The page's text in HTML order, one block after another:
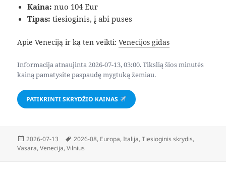
Kaina: nuo 104 Eur
Tipas: tiesioginis, į abi puses
Apie Veneciją ir ką ten veikti:Venecijos gidas
Informacija atnaujinta 2026-07-13, 03:00. Tikslią šios minutės
kainą pamatysite paspaudę mygtuką žemiau.
PATIKRINTI SKRYDŽIO KAINAS
Paskelbta
2026-07-13 Žymos
2026-08, Europa,Italija,Tiesioginis skrydis,
Vasara,Venecija,Vilnius